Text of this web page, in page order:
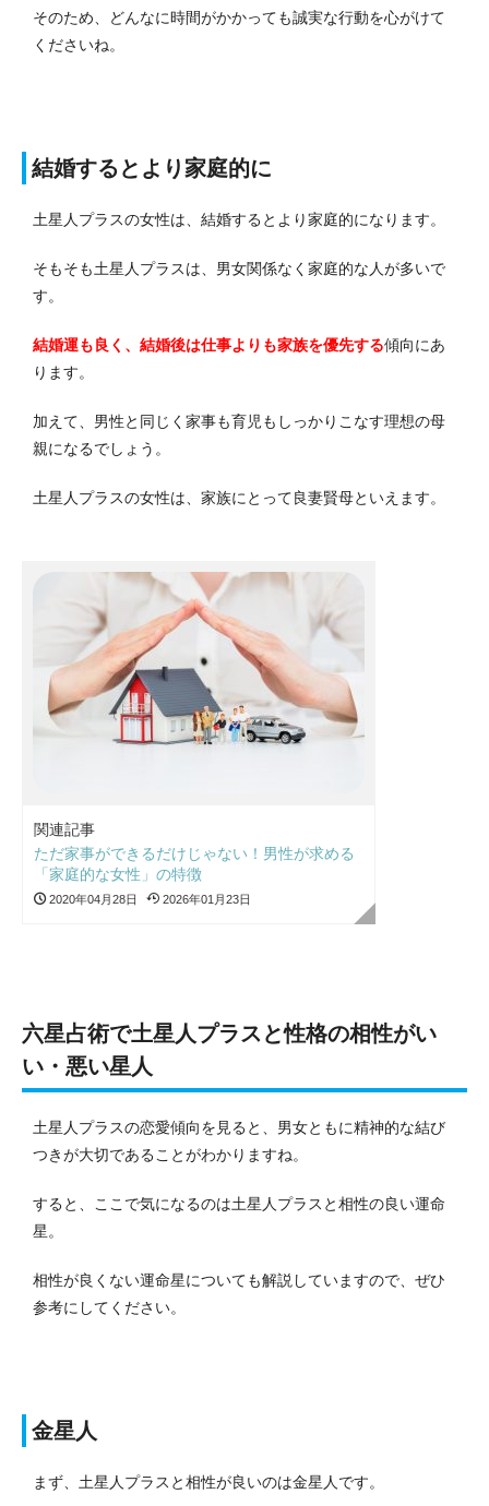
そのため、どんなに時間がかかっても誠実な行動を心がけて
くださいね。
結婚するとより家庭的に
土星人プラスの女性は、結婚するとより家庭的になります。
そもそも土星人プラスは、男女関係なく家庭的な人が多いで
す。
結婚運も良く、結婚後は仕事よりも家族を優先する傾向にあ
ります。
加えて、男性と同じく家事も育児もしっかりこなす理想の母
親になるでしょう。
土星人プラスの女性は、家族にとって良妻賢母といえます。
関連記事
ただ家事ができるだけじゃない！男性が求める
「家庭的な女性」の特徴
2020年04月28日 2026年01月23日
六星占術で土星人プラスと性格の相性がい
い・悪い星人
土星人プラスの恋愛傾向を見ると、男女ともに精神的な結び
つきが大切であることがわかりますね。
すると、ここで気になるのは土星人プラスと相性の良い運命
星。
相性が良くない運命星についても解説していますので、ぜひ
参考にしてください。
金星人
まず、土星人プラスと相性が良いのは金星人です。